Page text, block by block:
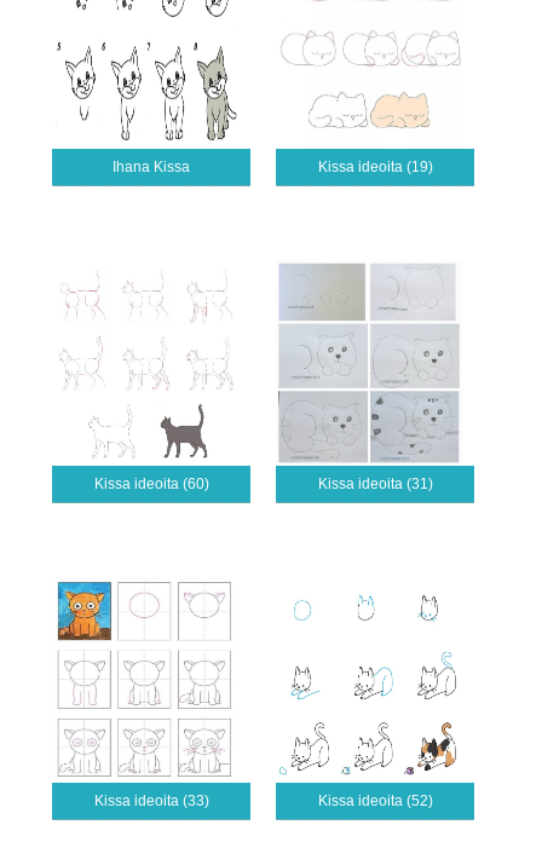
Ihana Kissa Kissa ideoita (19)
Kissa ideoita (60) Kissa ideoita (31)
Kissa ideoita (33) Kissa ideoita (52)